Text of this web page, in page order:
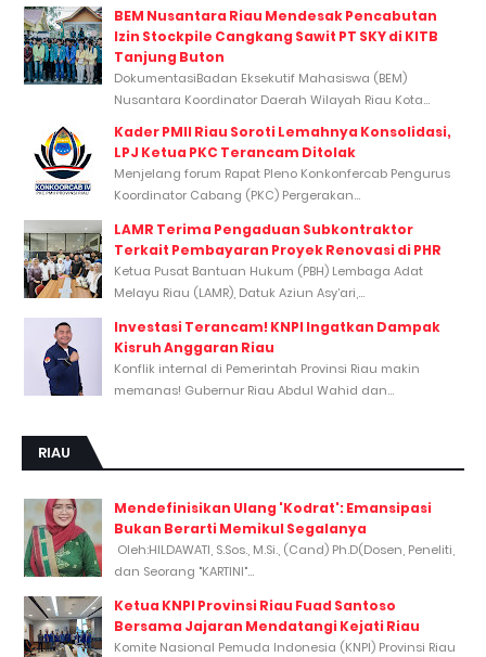
BEM Nusantara Riau Mendesak Pencabutan
Izin Stockpile Cangkang Sawit PT SKY di KITB
Tanjung Buton
DokumentasiBadan Eksekutif Mahasiswa (BEM)
Nusantara Koordinator Daerah Wilayah Riau Kota...
Kader PMII Riau Soroti Lemahnya Konsolidasi,
LPJ Ketua PKC Terancam Ditolak
Menjelang forum Rapat Pleno Konkonfercab Pengurus
Koordinator Cabang (PKC) Pergerakan...
LAMR Terima Pengaduan Subkontraktor
Terkait Pembayaran Proyek Renovasi di PHR
Ketua Pusat Bantuan Hukum (PBH) Lembaga Adat
Melayu Riau (LAMR), Datuk Aziun Asy’ari,...
Investasi Terancam! KNPI Ingatkan Dampak
Kisruh Anggaran Riau
Konflik internal di Pemerintah Provinsi Riau makin
memanas! Gubernur Riau Abdul Wahid dan...
RIAU
Mendefinisikan Ulang 'Kodrat': Emansipasi
Bukan Berarti Memikul Segalanya
Oleh:HILDAWATI, S.Sos., M.Si., (Cand) Ph.D(Dosen, Peneliti,
dan Seorang "KARTINI"...
Ketua KNPI Provinsi Riau Fuad Santoso
Bersama Jajaran Mendatangi Kejati Riau
Komite Nasional Pemuda Indonesia (KNPI) Provinsi Riau